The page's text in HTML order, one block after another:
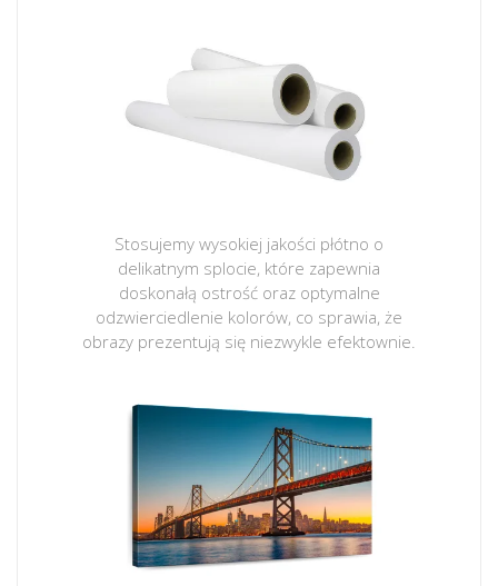
Stosujemy wysokiej jakości płótno o
delikatnym splocie, które zapewnia
doskonałą ostrość oraz optymalne
odzwierciedlenie kolorów, co sprawia, że
obrazy prezentują się niezwykle efektownie.